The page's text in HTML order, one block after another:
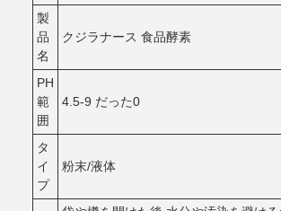
製
品
名
クジラナース 食品酵素
PH
範
囲
4.5-9 だった0
タ
イ
プ
粉末/液体